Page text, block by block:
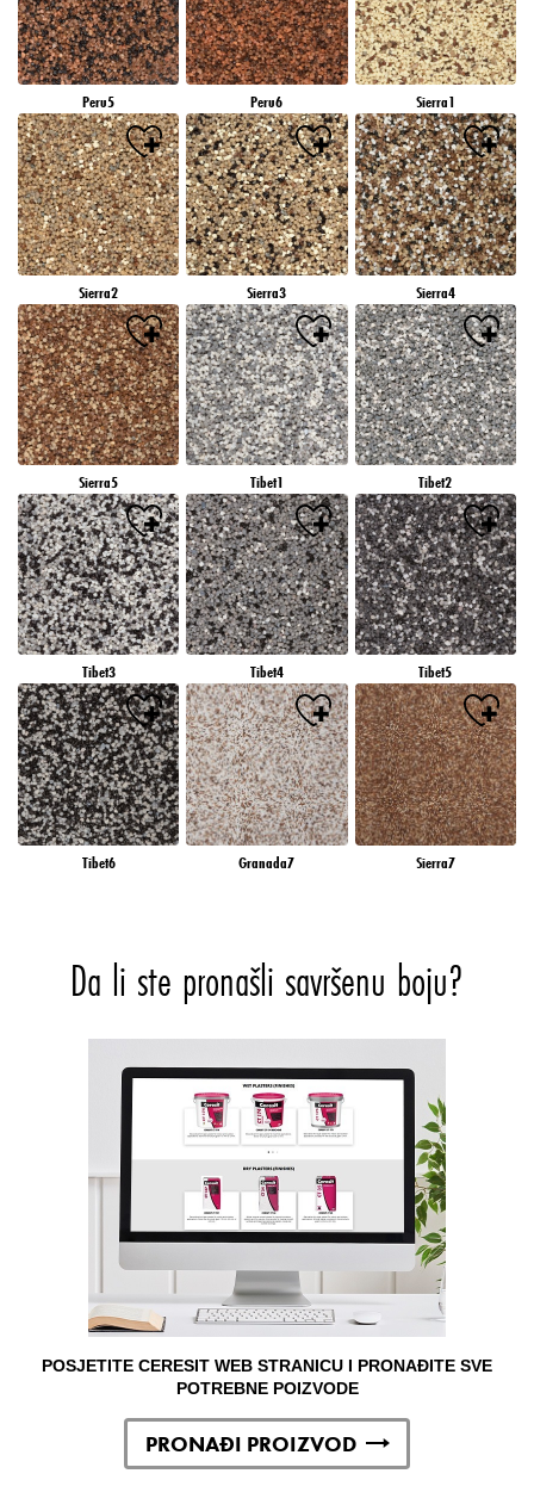
Peru5 Peru6 Sierra1
Sierra2 Sierra3 Sierra4
Sierra5 Tibet1 Tibet2
Tibet3 Tibet4 Tibet5
Tibet6 Granada7 Sierra7
Da li ste pronašli savršenu boju?
POSJETITE CERESIT WEB STRANICU I PRONAĐITE SVE
POTREBNE POIZVODE
PRONAĐI PROIZVOD